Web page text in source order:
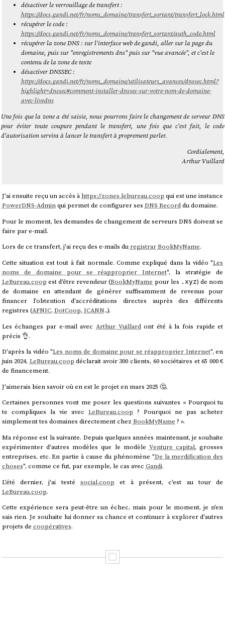
désactiver le verrouillage de transfert :
https://docs.gandi.net/fr/noms_domaine/transfert_sortant/transfert_lock.html
récupérer le code :
https://docs.gandi.net/fr/noms_domaine/transfert_sortant/auth_code.html
récupérer la zone DNS : sur l'interface web de gandi, aller sur la page du
domaine, puis sur "enregistrements dns" puis sur "vue avancée", et c'est le
contenu de la zone de texte
désactiver DNSSEC :
https://docs.gandi.net/fr/noms_domaine/utilisateurs_avances/dnssec.html?
highlight=dnssec#comment-installer-dnssec-sur-votre-nom-de-domaine-
avec-livedns
Une fois que la zone a été saisie, nous pourrons faire le changement de serveur DNS
pour éviter toute coupure pendant le transfert, une fois que c'est fait, le code
d'autorisation servira à lancer le transfert à proprement parler.
Cordialement,
Arthur Vuillard
J'ai ensuite reçu un accès à https://zones.lebureau.coop qui est une instance
PowerDNS-Adminqui permet de configurer ses DNS Recorddu domaine.
Pour le moment, les demandes de changement de serveurs DNS doivent se
faire par e-mail.
Lors de ce transfert, j'ai reçu des e-mails du registrarBookMyName.
Cette situation est tout à fait normale. Comme expliqué dans la vidéo "Les
noms de domaine pour se réapproprier Internet", la stratégie de
LeBureau.coop est d'être revendeur (BookMyName pour les .xyz) de nom
de domaine en attendant de générer suffisamment de revenus pour
financer l'obtention d'accréditations directes auprès des différents
registres (AFNIC, DotCoop, ICANN...).
Les échanges par e-mail avecArthur Vuillardont été à la fois rapide et
précis 👌.
D'après la vidéo "Les noms de domaine pour se réapproprier Internet", en
juin 2024, LeBureau.coop déclarait avoir 300 clients, 60 sociétaires et 65 000 €
de financement.
J'aimerais bien savoir où en est le projet en mars 2025 🤔.
Certaines personnes vont me poser les questions suivantes « Pourquoi tu
te compliques la vie avec LeBureau.coop ? Pourquoi ne pas acheter
simplement tes domaines directement chez BookMyName ? ».
Ma réponse est la suivante. Depuis quelques années maintenant, je souhaite
expérimenter d'autres modèles que le modèle Venture capital, grosses
entreprises, etc. En partie à cause du phénomène "De la merdification des
choses", comme ce fut, par exemple, le cas avec Gandi.
L'été dernier, j'ai testésocial.coop et à présent, c'est au tour de
LeBureau.coop.
Cette expérience sera peut-être un échec, mais pour le moment, je n'en
sais rien. Je souhaite lui donner sa chance et continuer à explorer d'autres
projets de coopératives.